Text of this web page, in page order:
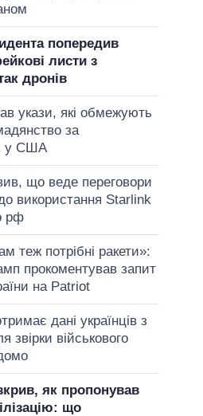
попередив
листи з
дронів
укази, які обмежують
за
у США
що веде переговори
використання Starlink
рф
теж потрібні ракети»:
прокоментував запит
на Patriot
дані українців з
звірки військового
як пропонував
що